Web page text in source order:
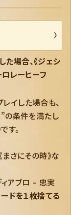
場合、《ジェシ
レーヒーフ
イした場合も、
”の条件を満たし
す。
まさにその時》な
ィアブロ – 忠実
ードを１枚捨てる